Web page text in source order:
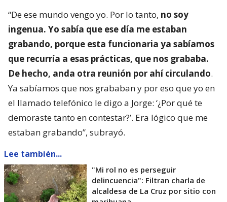
“De ese mundo vengo yo. Por lo tanto, no soy
ingenua. Yo sabía que ese día me estaban
grabando, porque esta funcionaria ya sabíamos
que recurría a esas prácticas, que nos grababa.
De hecho, anda otra reunión por ahí circulando.
Ya sabíamos que nos grababan y por eso que yo en
el llamado telefónico le digo a Jorge: ‘¿Por qué te
demoraste tanto en contestar?’. Era lógico que me
estaban grabando”, subrayó.
Lee también...
"Mi rol no es perseguir
delincuencia": Filtran charla de
alcaldesa de La Cruz por sitio con